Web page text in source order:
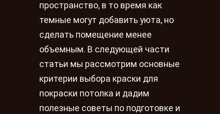
пространство, в то время как
темные могут добавить уюта, но
сделать помещение менее
объемным. В следующей части
статьи мы рассмотрим основные
критерии выбора краски для
покраски потолка и дадим
полезные советы по подготовке и